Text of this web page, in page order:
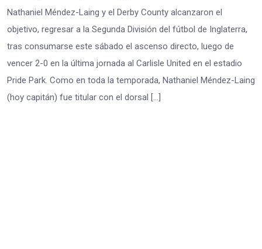
Nathaniel Méndez-Laing y el Derby County alcanzaron el
objetivo, regresar a la Segunda División del fútbol de Inglaterra,
tras consumarse este sábado el ascenso directo, luego de
vencer 2-0 en la última jornada al Carlisle United en el estadio
Pride Park. Como en toda la temporada, Nathaniel Méndez-Laing
(hoy capitán) fue titular con el dorsal […]